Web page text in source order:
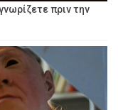
πριν την